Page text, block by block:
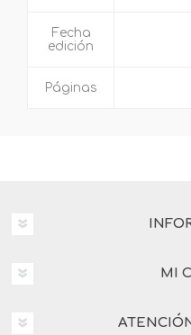
Fecha
edición
Páginas
MI